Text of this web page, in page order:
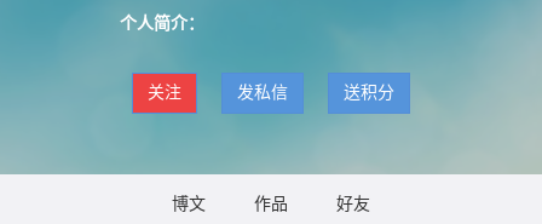
个人简介：
关注 发私信 送积分
博文 作品 好友